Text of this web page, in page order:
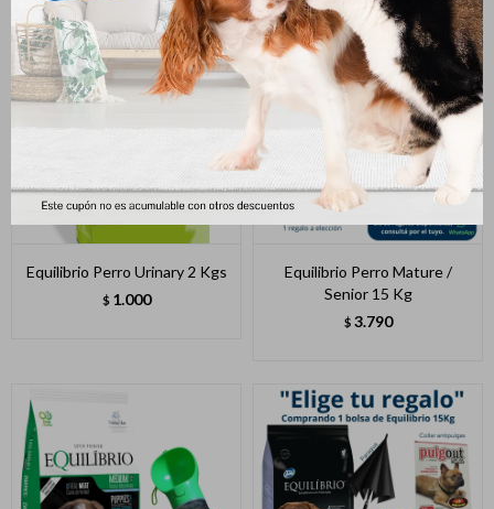
Equilibrio Perro Urinary 2 Kgs
$ 1.000
Equilibrio Perro Mature /
Senior 15 Kg
$ 3.790